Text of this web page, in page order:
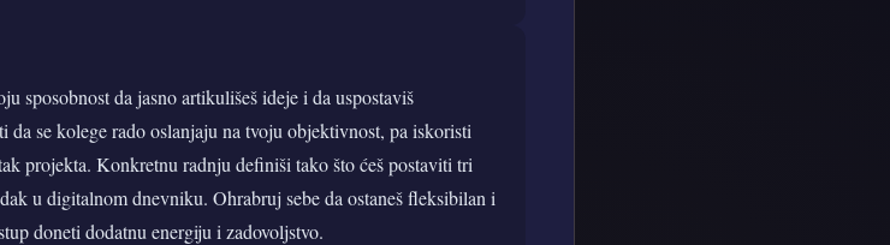
sposobnost da jasno artikulišeš ideje i da uspostaviš
da se kolege rado oslanjaju na tvoju objektivnost, pa iskoristi
projekta. Konkretnu radnju definiši tako što ćeš postaviti tri
u digitalnom dnevniku. Ohrabruj sebe da ostaneš fleksibilan i
doneti dodatnu energiju i zadovoljstvo.